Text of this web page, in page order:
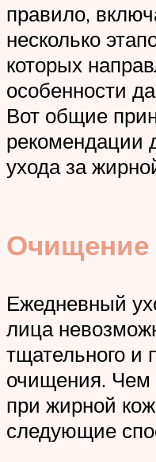
правило,
несколько
которых
особенности
Вот общие
рекомендации
ухода за
Очищение
Ежедневный
лица
тщательного и
очищения. Чем
при жирной
следующие